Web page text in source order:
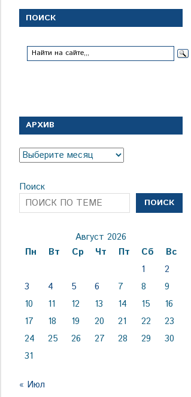
1
1924
года
ПОИСК
АРХИВ
Архив
Поиск
ПОИСК
Август 2026
Пн
Вт Ср Чт Пт Сб
Вс
1
2
3
4 5 6 7 8
9
10
11 12 13 14 15
16
17
18 19 20 21 22
23
24
25 26 27 28 29
30
31
« Июл